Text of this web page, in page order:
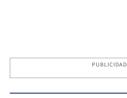
PUBLICIDAD